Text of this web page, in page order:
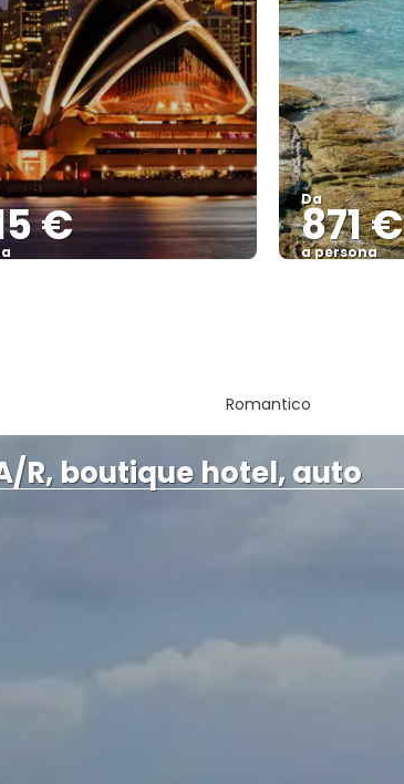
€ Da
871 €
a persona
Romantico
R, boutique hotel, auto